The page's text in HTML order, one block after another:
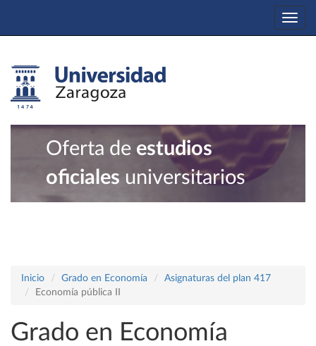
Oferta de estudios
oficiales universitarios
Inicio Grado en Economía
Asignaturas del plan 417
Economía pública II
Grado en Economía